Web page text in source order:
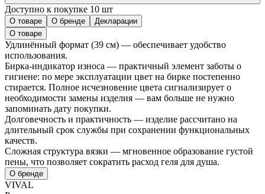
Доступно к покупке 10 шт
О товаре О бренде
Декларации
О товаре
Удлинённый формат (39 см) — обеспечивает удобство
использования.
Бирка-индикатор износа — практичный элемент заботы о
гигиене: по мере эксплуатации цвет на бирке постепенно
стирается. Полное исчезновение цвета сигнализирует о
необходимости замены изделия — вам больше не нужно
запоминать дату покупки.
Долговечность и практичность — изделие рассчитано на
длительный срок службы при сохранении функциональных
качеств.
Сложная структура вязки — мгновенное образование густой
пены, что позволяет сократить расход геля для душа.
О бренде
VIVAL